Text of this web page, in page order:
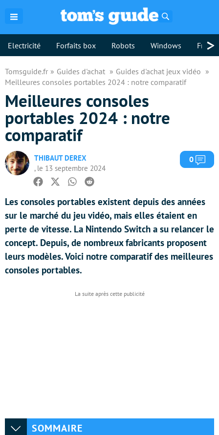
Electricité Forfaits box Robots Windows >
Tomsguide.fr Guides d'achat
Guides d'achat jeux vidéo
Meilleures consoles portables 2024 : notre comparatif
Meilleures consoles
portables 2024 : notre
comparatif
THIBAUT DEREX
, le 13 septembre 2024
0
Facebook
TwitterWhatsapp
Reddit
Les consoles portables existent depuis des années
sur le marché du jeu vidéo, mais elles étaient en
perte de vitesse. La Nintendo Switch a su relancer le
concept. Depuis, de nombreux fabricants proposent
leurs modèles. Voici notre comparatif des meilleures
consoles portables.
SOMMAIRE